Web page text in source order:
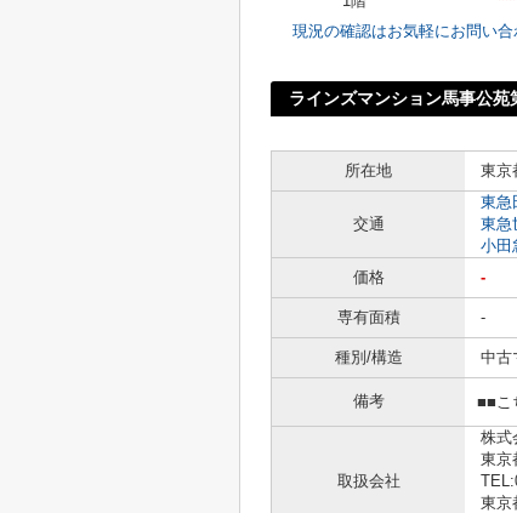
現況の確認はお気軽にお問い合
ラインズマンション馬事公苑
所在地
東京
交通
東急
東急
小田
価格
-
専有面積 -
種別/構造 中古
備考 ■■こ
取扱会社
株式
東京
東京